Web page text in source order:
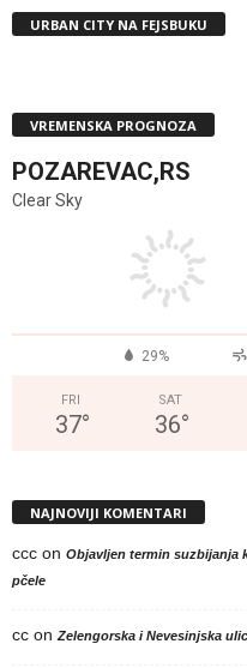
URBAN CITY NA FEJSBUKU
VREMENSKA PROGNOZA
POZAREVAC,RS
Clear Sky
29%
FRI
37°
SAT
36°
NAJNOVIJI KOMENTARI
ccc on Objavljen termin suzbijanja
pčele
cc on Zelengorska i Nevesinjska